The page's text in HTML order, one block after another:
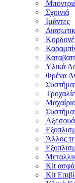
Σχοινιά
Ιμάντες
Υλικά
Φρένα
Άλλος
Kit
Kit